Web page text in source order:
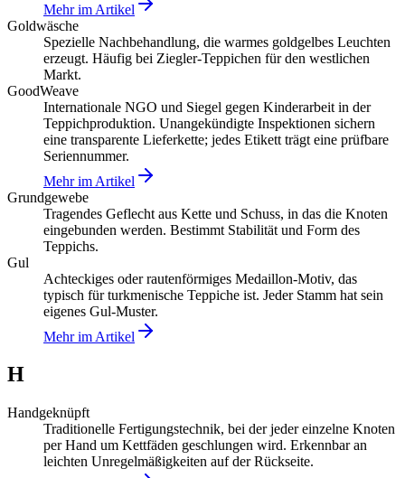
Mehr im Artikel
Goldwäsche
Spezielle Nachbehandlung, die warmes goldgelbes Leuchten
erzeugt. Häufig bei Ziegler-Teppichen für den westlichen
Markt.
GoodWeave
Internationale NGO und Siegel gegen Kinderarbeit in der
Teppichproduktion. Unangekündigte Inspektionen sichern
eine transparente Lieferkette; jedes Etikett trägt eine prüfbare
Seriennummer.
Mehr im Artikel
Grundgewebe
Tragendes Geflecht aus Kette und Schuss, in das die Knoten
eingebunden werden. Bestimmt Stabilität und Form des
Teppichs.
Gul
Achteckiges oder rautenförmiges Medaillon-Motiv, das
typisch für turkmenische Teppiche ist. Jeder Stamm hat sein
eigenes Gul-Muster.
Mehr im Artikel
H
Handgeknüpft
Traditionelle Fertigungstechnik, bei der jeder einzelne Knoten
per Hand um Kettfäden geschlungen wird. Erkennbar an
leichten Unregelmäßigkeiten auf der Rückseite.